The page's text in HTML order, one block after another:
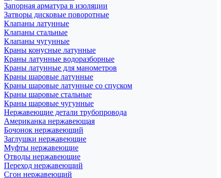
Запорная арматура в изоляции
Затворы дисковые поворотные
Клапаны латунные
Клапаны стальные
Клапаны чугунные
Краны конусные латунные
Краны латунные водоразборные
Краны латунные для манометров
Краны шаровые латунные
Краны шаровые латунные со спуском
Краны шаровые стальные
Краны шаровые чугунные
Нержавеющие детали трубопровода
Американка нержавеющая
Бочонок нержавеющий
Заглушки нержавеющие
Муфты нержавеющие
Отводы нержавеющие
Переход нержавеющий
Сгон нержавеющий